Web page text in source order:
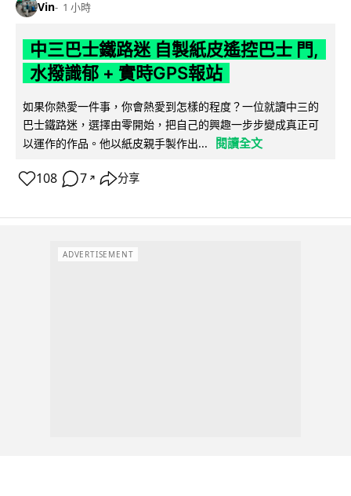
Vin 1 小時
中三巴士鐵路迷 自製紙皮遙控巴士 門,
水撥識郁 + 實時GPS報站
如果你熱愛一件事，你會熱愛到怎樣的程度？一位就讀中三的
巴士鐵路迷，選擇由零開始，把自己的興趣一步步變成真正可
以運作的作品。他以紙皮親手製作出...
閱讀全文
108 7 ↗ 分享
ADVERTISEMENT